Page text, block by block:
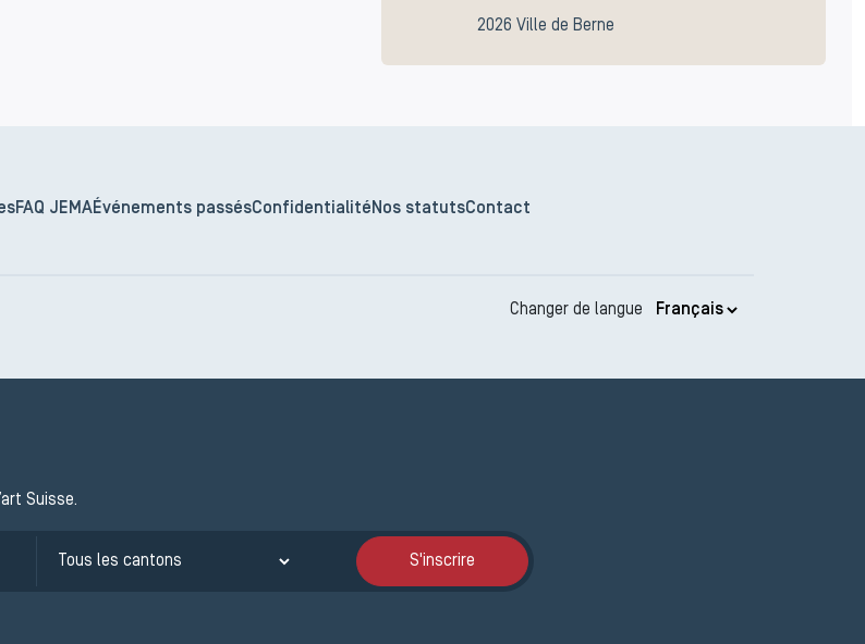
2026 Ville de Berne
FAQ JEMAÉvénements passésConfidentialité Nos statutsContact
Changer de langue
Suisse.
S'inscrire